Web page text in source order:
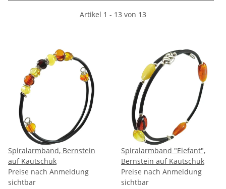
Artikel 1 - 13 von 13
Spiralarmband, Bernstein
auf Kautschuk
Preise nach Anmeldung
sichtbar
Spiralarmband "Elefant",
Bernstein auf Kautschuk
Preise nach Anmeldung
sichtbar